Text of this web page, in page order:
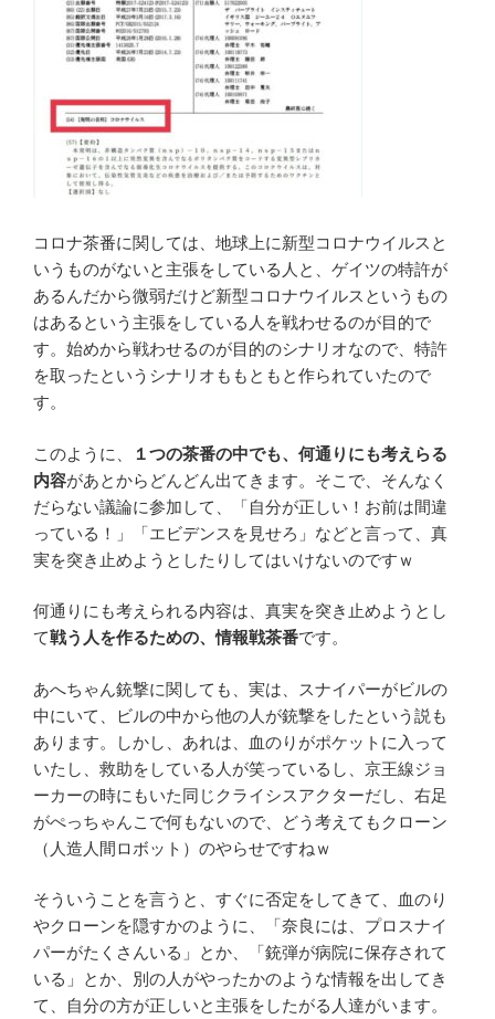
コロナ茶番に関しては、地球上に新型コロナウイルスと
いうものがないと主張をしている人と、ゲイツの特許が
あるんだから微弱だけど新型コロナウイルスというもの
はあるという主張をしている人を戦わせるのが目的で
す。始めから戦わせるのが目的のシナリオなので、特許
を取ったというシナリオももともと作られていたので
す。
このように、
１つの茶番の中でも、何通りにも考えらる
内容があとからどんどん出てきます。そこで、そんなく
だらない議論に参加して、「自分が正しい！お前は間違
っている！」「エビデンスを見せろ」などと言って、真
実を突き止めようとしたりしてはいけないのですｗ
何通りにも考えられる内容は、真実を突き止めようとし
て戦う人を作るための、情報戦茶番です。
あへちゃん銃撃に関しても、実は、スナイパーがビルの
中にいて、ビルの中から他の人が銃撃をしたという説も
あります。しかし、あれは、血のりがポケットに入って
いたし、救助をしている人が笑っているし、京王線ジョ
ーカーの時にもいた同じクライシスアクターだし、右足
がぺっちゃんこで何もないので、どう考えてもクローン
（人造人間ロボット）のやらせですねｗ
そういうことを言うと、すぐに否定をしてきて、血のり
やクローンを隠すかのように、「奈良には、プロスナイ
パーがたくさんいる」とか、「銃弾が病院に保存されて
いる」とか、別の人がやったかのような情報を出してき
て、自分の方が正しいと主張をしたがる人達がいます。